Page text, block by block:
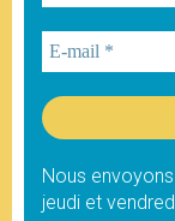
Nous
jeudi et